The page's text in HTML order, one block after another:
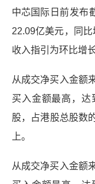
中芯国际 日前发布
22.09亿美元，同
收入指引为环比增
从成交净买入金额
买入金额最高，达
股，占港股总股数
上。
从成交净买入金额